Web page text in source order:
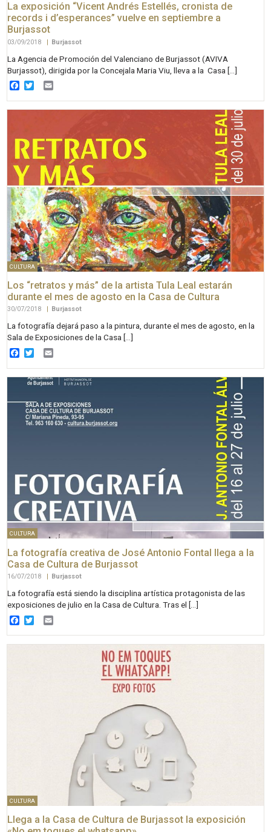
La exposición “Vicent Andrés Estellés, cronista de
records i d’esperances” vuelve en septiembre a
Burjassot
03/09/2018 | Burjassot
La Agencia de Promoción del Valenciano de Burjassot (AVIVA
Burjassot), dirigida por la Concejala Maria Viu, lleva a la Casa […]
Facebook
Twitter
CULTURA
Los “retratos y más” de la artista Tula Leal estarán
durante el mes de agosto en la Casa de Cultura
30/07/2018 Burjassot
La fotografía dejará paso a la pintura, durante el mes de agosto, en la
Sala de Exposiciones de la Casa […]
Facebook
Twitter
CULTURA
La fotografía creativa de José Antonio Fontal llega a la
Casa de Cultura de Burjassot
16/07/2018 | Burjassot
La fotografía está siendo la disciplina artística protagonista de las
exposiciones de julio en la Casa de Cultura. Tras el […]
Facebook
Twitter
CULTURA
Llega a la Casa de Cultura de Burjassot la exposición